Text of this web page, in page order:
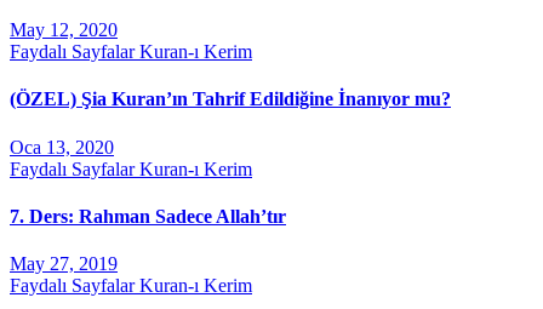
May 12, 2020
Faydalı SayfalarKuran-ı Kerim
(ÖZEL) Şia Kuran’ın Tahrif Edildiğine İnanıyor mu?
Oca 13, 2020
Faydalı SayfalarKuran-ı Kerim
7. Ders: Rahman Sadece Allah’tır
May 27, 2019
Faydalı SayfalarKuran-ı Kerim